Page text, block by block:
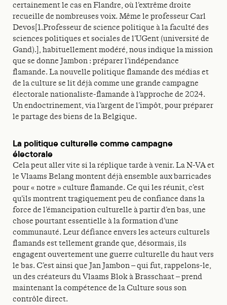
certainement le cas en Flandre, où l’extrême droite
recueille de nombreuses voix. Même le professeur Carl
Devos[1.Professeur de science politique à la faculté des
sciences politiques et sociales de l’UGent (université de
Gand).], habituellement modéré, nous indique la mission
que se donne Jambon : préparer l’indépendance
flamande. La nouvelle politique flamande des médias et
de la culture se lit déjà comme une grande campagne
électorale nationaliste-flamande à l’approche de 2024.
Un endoctrinement, via l’argent de l’impôt, pour préparer
le partage des biens de la Belgique.
La politique culturelle comme campagne
électorale
Cela peut aller vite si la réplique tarde à venir. La N-VA et
le Vlaams Belang montent déjà ensemble aux barricades
pour « notre » culture flamande. Ce qui les réunit, c’est
qu’ils montrent tragiquement peu de confiance dans la
force de l’émancipation culturelle à partir d’en bas, une
chose pourtant essentielle à la formation d’une
communauté. Leur défiance envers les acteurs culturels
flamands est tellement grande que, désormais, ils
engagent ouvertement une guerre culturelle du haut vers
le bas. C’est ainsi que Jan Jambon – qui fut, rappelons-le,
un des créateurs du Vlaams Blok à Brasschaat – prend
maintenant la compétence de la Culture sous son
contrôle direct.